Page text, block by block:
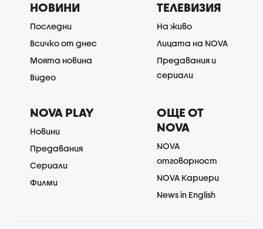
НОВИНИ
Последни
Всичко от днес
Моята новина
Видео
ТЕЛЕВИЗИЯ
На живо
Лицата на NOVA
Предавания и
сериали
NOVA PLAY
Новини
Предавания
Сериали
Филми
ОЩЕ ОТ
NOVA
NOVA
отговорност
NOVA Кариери
News in English